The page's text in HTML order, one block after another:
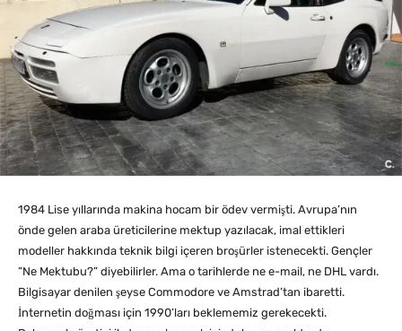
1984 Lise yıllarında makina hocam bir ödev vermişti. Avrupa’nın
önde gelen araba üreticilerine mektup yazılacak, imal ettikleri
modeller hakkında teknik bilgi içeren broşürler istenecekti. Gençler
”Ne Mektubu?” diyebilirler. Ama o tarihlerde ne e-mail, ne DHL vardı.
Bilgisayar denilen şeyse Commodore ve Amstrad’tan ibaretti.
İnternetin doğması için 1990’ları beklememiz gerekecekti.